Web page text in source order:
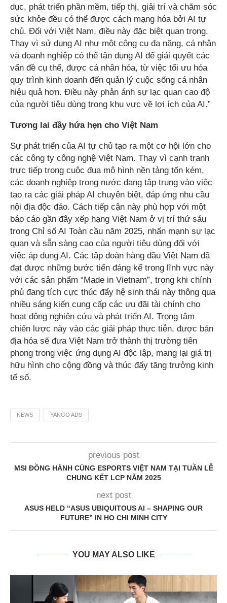
dục, phát triển phần mềm, tiếp thị, giải trí và chăm sóc
sức khỏe đều có thể được cách mạng hóa bởi AI tự
chủ. Đối với Việt Nam, điều này đặc biệt quan trọng.
Thay vì sử dụng AI như một công cụ đa năng, cá nhân
và doanh nghiệp có thể tận dụng AI để giải quyết các
vấn đề cụ thể, được cá nhân hóa, từ việc tối ưu hóa
quy trình kinh doanh đến quản lý cuộc sống cá nhân
hiệu quả hơn. Điều này phản ánh sự lạc quan cao độ
của người tiêu dùng trong khu vực về lợi ích của AI.”
Tương lai đầy hứa hẹn cho Việt Nam
Sự phát triển của AI tự chủ tạo ra một cơ hội lớn cho
các công ty công nghệ Việt Nam. Thay vì cạnh tranh
trực tiếp trong cuộc đua mô hình nền tảng tốn kém,
các doanh nghiệp trong nước đang tập trung vào việc
tạo ra các giải pháp AI chuyên biệt, đáp ứng nhu cầu
nội địa độc đáo. Cách tiếp cận này phù hợp với một
báo cáo gần đây xếp hạng Việt Nam ở vị trí thứ sáu
trong Chỉ số AI Toàn cầu năm 2025, nhấn mạnh sự lạc
quan và sẵn sàng cao của người tiêu dùng đối với
việc áp dụng AI. Các tập đoàn hàng đầu Việt Nam đã
đạt được những bước tiến đáng kể trong lĩnh vực này
với các sản phẩm “Made in Vietnam”, trong khi chính
phủ đang tích cực thúc đẩy hệ sinh thái này thông qua
nhiều sáng kiến ​​cung cấp các ưu đãi tài chính cho
hoạt động nghiên cứu và phát triển AI. Trọng tâm
chiến lược này vào các giải pháp thực tiễn, được bản
địa hóa sẽ đưa Việt Nam trở thành thị trường tiên
phong trong việc ứng dụng AI độc lập, mang lại giá trị
hữu hình cho cộng đồng và thúc đẩy tăng trưởng kinh
tế số.
NEWS YANGO ADS
previous post
MSI ĐỒNG HÀNH CÙNG ESPORTS VIỆT NAM TẠI TUẦN LỄ
CHUNG KẾT LCP NĂM 2025
next post
ASUS HELD “ASUS UBIQUITOUS AI – SHAPING OUR
FUTURE” IN HO CHI MINH CITY
YOU MAY ALSO LIKE